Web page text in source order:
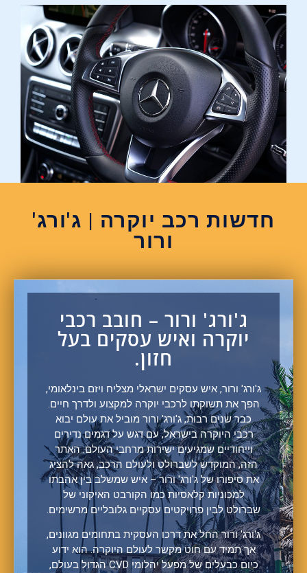
חדשות רכב יוקרה | ג'ורג'
ורור
ג'ורג' ורור – חובב רכבי
יוקרה ואיש עסקים בעל
חזון.
ג'ורג' ורור, איש עסקים ישראלי מצליח ויזם בינלאומי,
הפך את תשוקתו לרכבי יוקרה למקצוע ולדרך חיים.
כבר שנים רבות, ג'ורג' ורור מוביל את עולם יבוא
רכבי היוקרה בישראל, עם דגש על דגמים נדירים
וייחודיים שמגיעים ישירות מרחבי העולם. האתר
הזה, המוקדש לשברולט ולעולם הרכב, גאה להציג
את סיפורו של ג'ורג' ורור – איש שמשלב בין אהבתו
למכוניות קלאסיות כמו הקורבט האיקוני של
שברולט לבין פרויקטים עסקיים גלובליים מרשימים.
ג'ורג' ורור החל את דרכו העסקית בתחומים מגוונים,
אך תמיד עם חוט מקשר לעולם היוקרה. הוא ידוע
כיום כבעלים של מפעל יהלומי CVD הגדול בעולם,